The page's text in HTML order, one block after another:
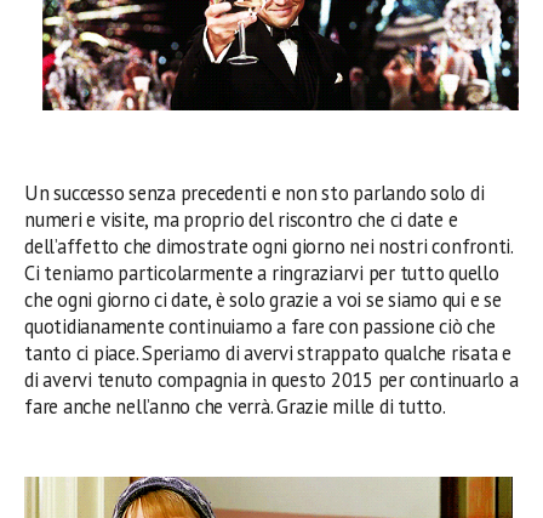
Un successo senza precedenti e non sto parlando solo di
numeri e visite, ma proprio del riscontro che ci date e
dell’affetto che dimostrate ogni giorno nei nostri confronti.
Ci teniamo particolarmente a ringraziarvi per tutto quello
che ogni giorno ci date, è solo grazie a voi se siamo qui e se
quotidianamente continuiamo a fare con passione ciò che
tanto ci piace. Speriamo di avervi strappato qualche risata e
di avervi tenuto compagnia in questo 2015 per continuarlo a
fare anche nell’anno che verrà. Grazie mille di tutto.